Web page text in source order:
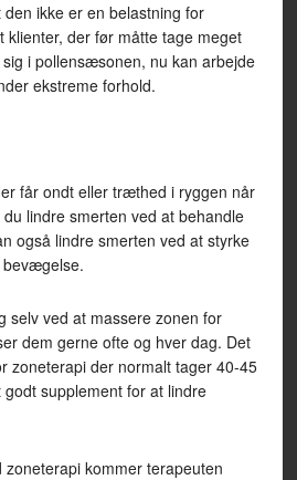
ikke er en belastning for
klienter, der før måtte tage meget
i pollensæsonen, nu kan arbejde
ekstreme forhold.
får ondt eller træthed i ryggen når
lindre smerten ved at behandle
også lindre smerten ved at styrke
selv ved at massere zonen for
dem gerne ofte og hver dag. Det
zoneterapi der normalt tager 40-45
supplement for at lindre
kommer terapeuten